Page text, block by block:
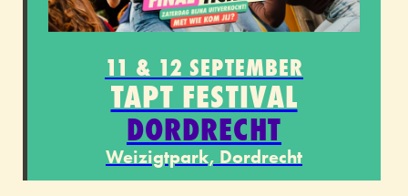
11 & 12 SEPTEMBER
TAPT FESTIVAL
DORDRECHT
Weizigtpark, Dordrecht